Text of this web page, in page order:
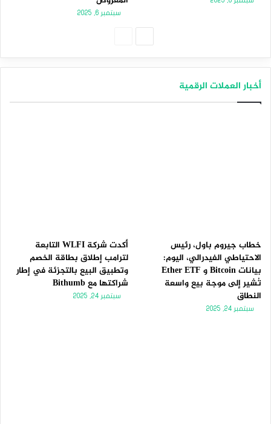
سبتمبر 6, 2025
أخبار العملات الرقمية
خطاب جيروم باول، رئيس
الاحتياطي الفيدرالي، اليوم:
بيانات Bitcoin و Ether ETF
تُشير إلى موجة بيع واسعة
النطاق
سبتمبر 24, 2025
أكدت شركة WLFI التابعة
لترامب إطلاق بطاقة الخصم
وتطبيق البيع بالتجزئة في إطار
شراكتها مع Bithumb
سبتمبر 24, 2025